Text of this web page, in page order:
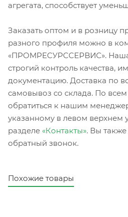
агрегата, способствует
Заказать оптом и в розницу
разного профиля можно в
«ПРОМРЕСУРССЕРВИС».
строгий контроль качества,
документацию. Доставка по
самовывоз со склада. По
обратиться к нашим
указанному в левом верхнем
разделе «Контакты». Вы также
обратный звонок.
Похожие товары